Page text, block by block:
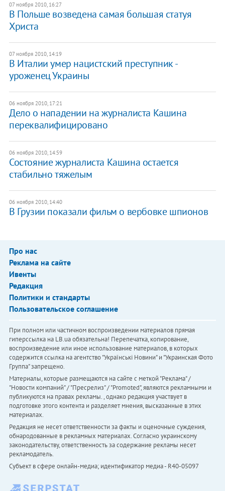
07 ноября 2010, 16:27
В Польше возведена самая большая статуя
Христа
07 ноября 2010, 14:19
В Италии умер нацистский преступник -
уроженец Украины
06 ноября 2010, 17:21
Дело о нападении на журналиста Кашина
переквалифицировано
06 ноября 2010, 14:59
Состояние журналиста Кашина остается
стабильно тяжелым
06 ноября 2010, 14:40
В Грузии показали фильм о вербовке шпионов
Про нас
Реклама на сайте
Ивенты
Редакция
Политики и стандарты
Пользовательское соглашение
При полном или частичном воспроизведении материалов прямая
гиперссылка на LB.ua обязательна! Перепечатка, копирование,
воспроизведение или иное использование материалов, в которых
содержится ссылка на агентство "Українськi Новини" и "Украинская Фото
Группа" запрещено.
Материалы, которые размещаются на сайте с меткой "Реклама" /
"Новости компаний" / "Пресрелиз" / "Promoted", являются рекламными и
публикуются на правах рекламы. , однако редакция участвует в
подготовке этого контента и разделяет мнения, высказанные в этих
материалах.
Редакция не несет ответственности за факты и оценочные суждения,
обнародованные в рекламных материалах. Согласно украинскому
законодательству, ответственность за содержание рекламы несет
рекламодатель.
Субъект в сфере онлайн-медиа; идентификатор медиа - R40-05097